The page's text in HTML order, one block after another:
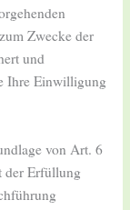
Zwecke der
und
Ihre Einwilligung
von Art. 6
der Erfüllung